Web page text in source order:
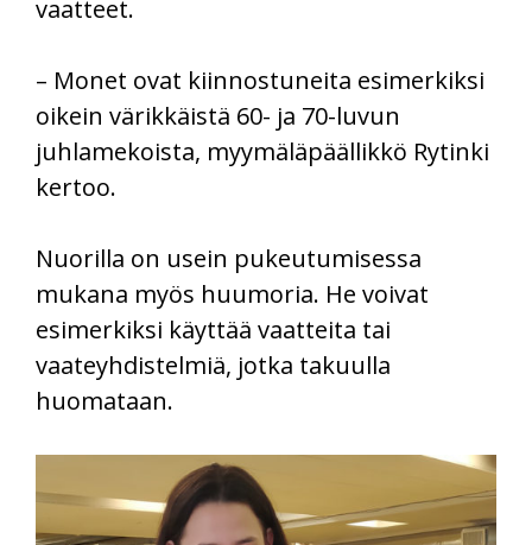
vaatteet.
– Monet ovat kiinnostuneita esimerkiksi
oikein värikkäistä 60- ja 70-luvun
juhlamekoista, myymäläpäällikkö Rytinki
kertoo.
Nuorilla on usein pukeutumisessa
mukana myös huumoria. He voivat
esimerkiksi käyttää vaatteita tai
vaateyhdistelmiä, jotka takuulla
huomataan.